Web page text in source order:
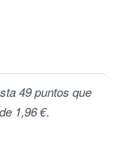
49 puntos que
1,96 €.